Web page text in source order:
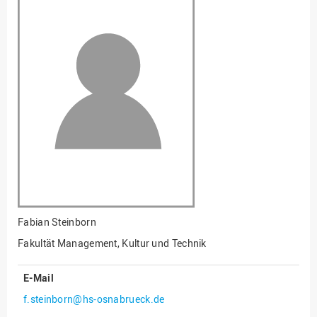
und Informatik
Fakultät Management,
Kultur und Technik
Fakultät Wirtschafts- und
Sozialwissenschaften
Finanzen
Gesellschaftliches
Hochschulleitung
Hochschulplanung/-
Fabian Steinborn
Fakultät Management, Kultur und Technik
E-Mail
f.steinborn@hs-osnabrueck.de